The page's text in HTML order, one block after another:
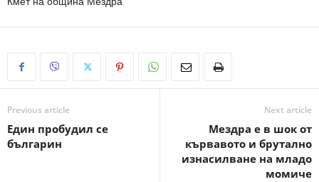
Previous article
Един пробудил се
българин
Next article
Мездра е в шок от
кървавото и брутално
изнасилване на младо
момиче